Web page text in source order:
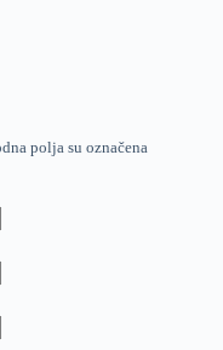
polja su označena